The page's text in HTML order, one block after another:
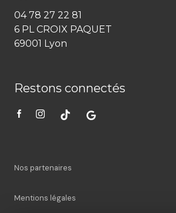
04 78 27 22 81
6 PL CROIX PAQUET
69001 Lyon
Restons connectés
Nos partenaires
Mentions légales